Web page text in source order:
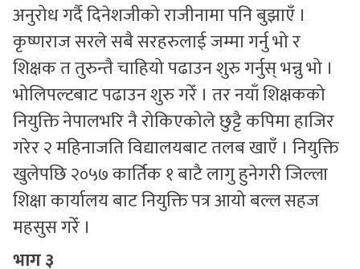
अनुरोध गर्दै दिनेशजीको राजीनामा पनि बुझाएँ ।
कृष्णराज सरले सबै सरहरुलाई जम्मा गर्नु भो र
शिक्षक त तुरुन्तै चाहियो पढाउन शुरु गर्नुस् भन्नु भो ।
भोलिपल्टबाट पढाउन शुरु गरेँ । तर नयाँ शिक्षकको
नियुक्ति नेपालभरि नै रोकिएकोले छुट्टै कपिमा हाजिर
गरेर २ महिनाजति विद्यालयबाट तलब खाएँ । नियुक्ति
खुलेपछि २०५७ कार्तिक १ बाटै लागु हुनेगरी जिल्ला
शिक्षा कार्यालय बाट नियुक्ति पत्र आयो बल्ल सहज
महसुस गरेँ ।
भाग ३